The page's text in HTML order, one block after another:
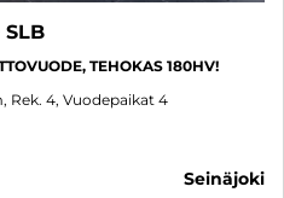
TEHOKAS 180HV!
Rek. 4, Vuodepaikat 4
seinäjoki